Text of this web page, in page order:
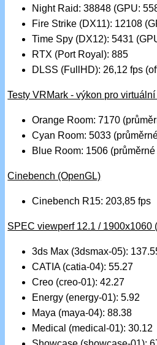
Night Raid: 38848 (GPU:
Fire Strike (DX11): 12108
Time Spy (DX12): 5431
RTX (Port Royal): 885
DLSS (FullHD): 26,12 fps
Testy VRMark - výkon pro
Orange Room: 7170
Cyan Room: 5033
Blue Room: 1506
Cinebench (OpenGL)
Cinebench R15: 203,85 fps
SPEC viewperf 12.1 / 1900x1060
3ds Max (3dsmax-05):
CATIA (catia-04): 55.27
Creo (creo-01): 42.27
Energy (energy-01): 5.92
Maya (maya-04): 88.38
Medical (medical-01): 30.12